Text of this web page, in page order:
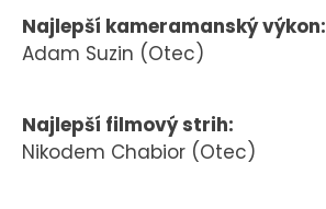
Najlepší kameramanský výkon:
Adam Suzin (Otec)
Najlepší filmový strih:
Nikodem Chabior (Otec)